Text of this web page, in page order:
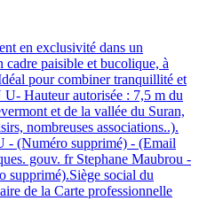
en exclusivité dans un
cadre paisible et bucolique, à
pour combiner tranquillité et
Hauteur autorisée : 7,5 m du
et de la vallée du Suran,
nombreuses associations..).
- (Numéro supprimé) - (Email
gouv. fr Stephane Maubrou -
supprimé).Siège social du
de la Carte professionnelle